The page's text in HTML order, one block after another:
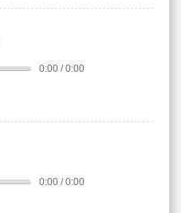
0:00 / 0:00
0:00 / 0:00